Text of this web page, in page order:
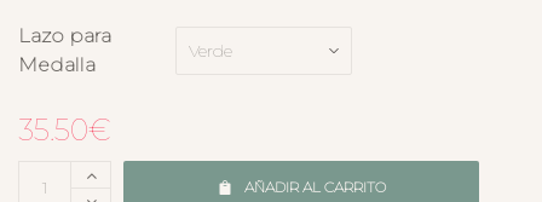
Lazo para
Medalla
35.50€
AÑADIR AL CARRITO